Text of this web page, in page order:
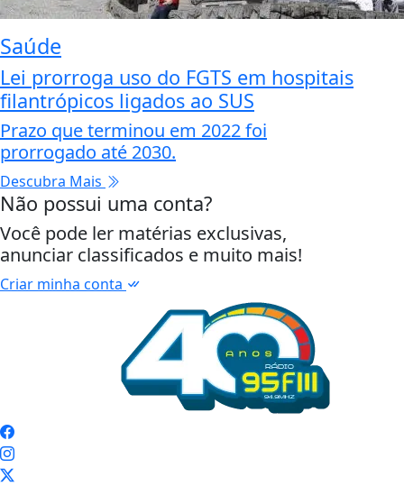
Saúde
Lei prorroga uso do FGTS em hospitais
filantrópicos ligados ao SUS
Prazo que terminou em 2022 foi
prorrogado até 2030.
Descubra Mais
Não possui uma conta?
Você pode ler matérias exclusivas,
anunciar classificados e muito mais!
Criar minha conta